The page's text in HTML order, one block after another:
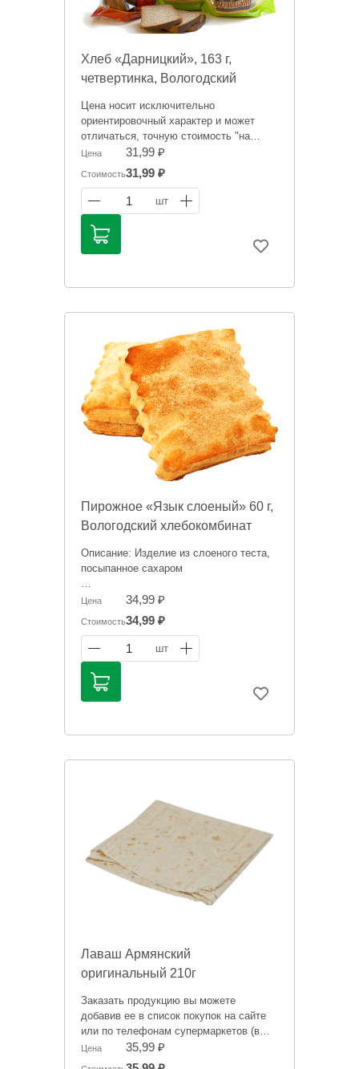
Хлеб «Дарницкий», 163 г,
четвертинка, Вологодский
Цена носит исключительно
ориентировочный характер и может
отличаться, точную стоимость "на
сегодня" сообщит менеджер при
оформлении заказ
Цена 31,99 ₽
Стоимость31,99 ₽
1 шт
Пирожное «Язык слоеный» 60 г,
Вологодский хлебокомбинат
Описание: Изделие из слоеного теста,
посыпанное сахаром
Цена носит исключительно
ориентировочный характер и может
отличаться, точную стоимость "на
сегодня" сообщит менеджер при
оформлении заказ
Цена 34,99 ₽
Стоимость34,99 ₽
1 шт
Лаваш Армянский
оригинальный 210г
Заказать продукцию вы можете
добавив ее в список покупок на сайте
или по телефонам супермаркетов (в
зависимости от того, где вам будет
удобнее забрать заказ):
Цена 35,99 ₽